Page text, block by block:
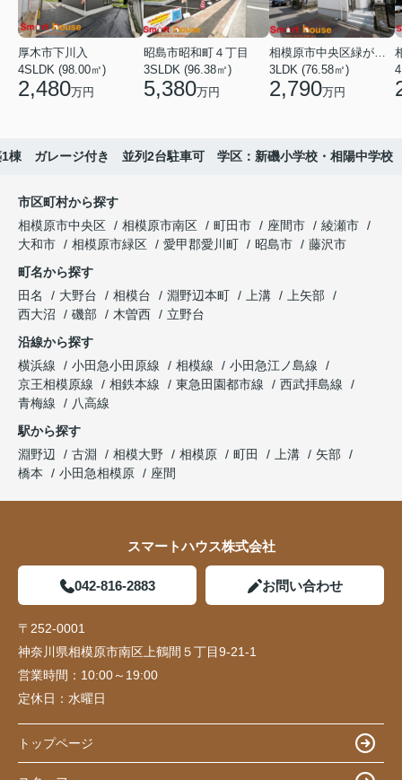
厚木市下川入
4SLDK (98.00㎡)
2,480万円
昭島市昭和町４丁目
3SLDK (96.38㎡)
5,380万円
相模原市中央区緑が丘１丁目
3LDK (76.58㎡)
2,790万円
1棟 ガレージ付き 並列2台駐車可 学区：新磯小学校・相陽中学校
市区町村から探す
相模原市中央区
相模原市南区 町田市 座間市
綾瀬市
大和市
相模原市緑区 愛甲郡愛川町 昭島市
藤沢市
町名から探す
田名
大野台 相模台 淵野辺本町 上溝
上矢部
西大沼
磯部 木曽西
立野台
沿線から探す
横浜線
小田急小田原線 相模線
小田急江ノ島線
京王相模原線
相鉄本線 東急田園都市線
西武拝島線
青梅線
八高線
駅から探す
淵野辺
古淵 相模大野 相模原 町田 上溝
矢部
橋本
小田急相模原 座間
スマートハウス株式会社
042-816-2883 お問い合わせ
〒252-0001
神奈川県相模原市南区上鶴間５丁目9-21-1
営業時間： 10:00～19:00
定休日： 水曜日
トップページ